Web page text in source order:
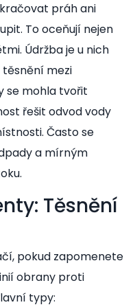
práh ani
To oceňují nejen
Údržba je u nich
mezi
se mohla tvořit
řešit odvod vody
Často se
a mírným
Těsnění
pokud zapomenete
obrany proti
typy: